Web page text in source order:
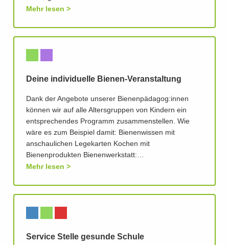
Mehr lesen
Deine individuelle Bienen-Veranstaltung
Dank der Angebote unserer Bienenpädagog:innen
können wir auf alle Altersgruppen von Kindern ein
entsprechendes Programm zusammenstellen. Wie
wäre es zum Beispiel damit: Bienenwissen mit
anschaulichen Legekarten Kochen mit
Bienenprodukten Bienenwerkstatt:…
Mehr lesen
Service Stelle gesunde Schule